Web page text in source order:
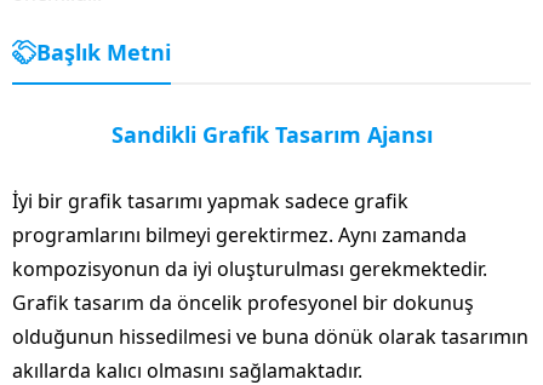
Başlık Metni
Sandikli Grafik Tasarım Ajansı
İyi bir grafik tasarımı yapmak sadece grafik
programlarını bilmeyi gerektirmez. Aynı zamanda
kompozisyonun da iyi oluşturulması gerekmektedir.
Grafik tasarım da öncelik profesyonel bir dokunuş
olduğunun hissedilmesi ve buna dönük olarak tasarımın
akıllarda kalıcı olmasını sağlamaktadır.